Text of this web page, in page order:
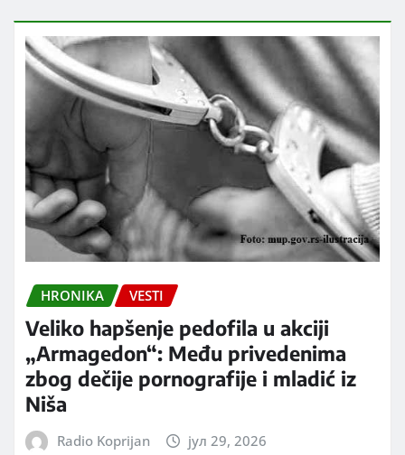
HRONIKA VESTI
Veliko hapšenje pedofila u akciji
„Armagedon“: Među privedenima
zbog dečije pornografije i mladić iz
Niša
Radio Koprijan јул 29, 2026